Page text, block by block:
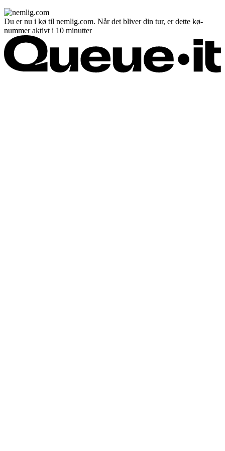
Du er nu i kø til nemlig.com. Når det bliver din tur, er dette kø-
nummer aktivt i 10 minutter